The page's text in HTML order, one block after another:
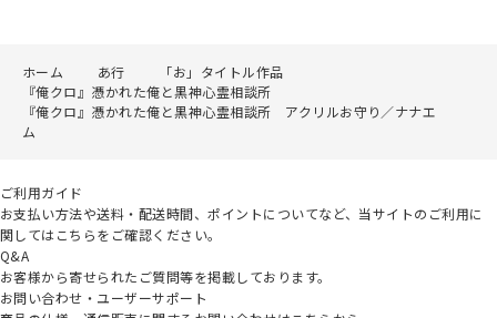
ホーム あ行
「お」タイトル作品
『俺クロ』憑かれた俺と黒神心霊相談所
『俺クロ』憑かれた俺と黒神心霊相談所 アクリルお守り／ナナエ
ム
ご利用ガイド
お支払い方法や送料・配送時間、ポイントについてなど、当サイトのご利用に
関してはこちらをご確認ください。
Q&A
お客様から寄せられたご質問等を掲載しております。
お問い合わせ・ユーザーサポート